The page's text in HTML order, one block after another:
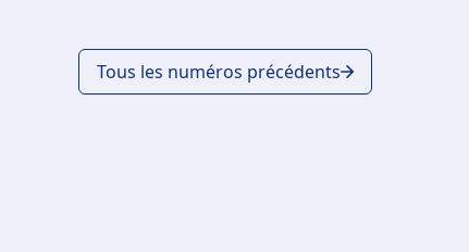
Tous les numéros précédents